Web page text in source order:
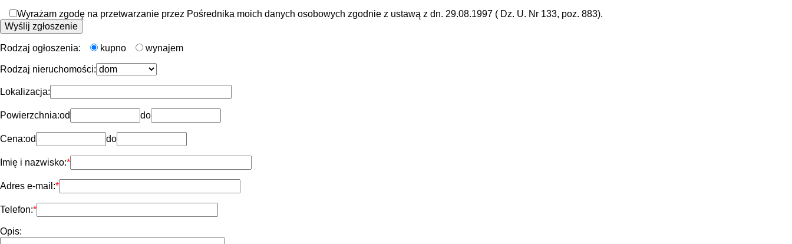
Wyrażam zgodę na przetwarzanie przez Pośrednika moich danych osobowych zgodnie z ustawą z dn. 29.08.1997 ( Dz. U. Nr 133, poz. 883).
Rodzaj ogłoszenia: kupno wynajem
Rodzaj nieruchomości:
Lokalizacja:
Powierzchnia:od do
Cena:od do
Imię i nazwisko:
Adres e-mail:
Telefon:
Opis: